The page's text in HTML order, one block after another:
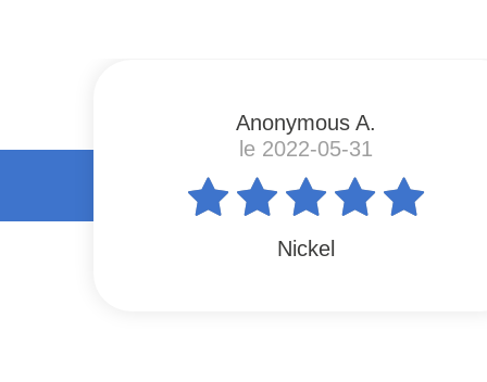
Anonymous A.
le 2022-05-31
Nickel